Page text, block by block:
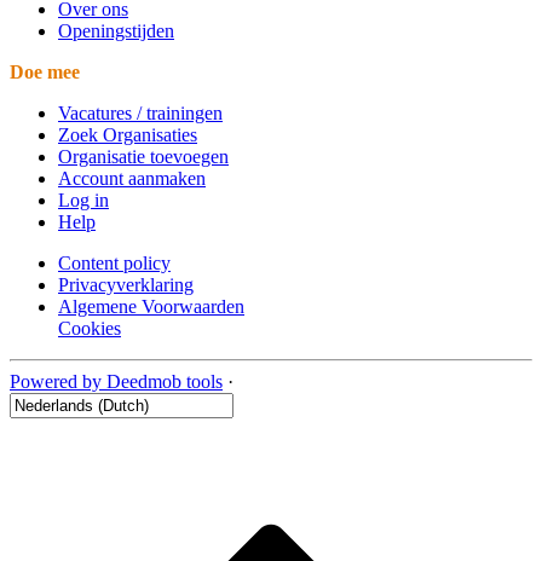
Over ons
Openingstijden
Doe mee
Vacatures / trainingen
Zoek Organisaties
Organisatie toevoegen
Account aanmaken
Log in
Help
Content policy
Privacyverklaring
Algemene Voorwaarden
Cookies
Powered by Deedmob tools ·